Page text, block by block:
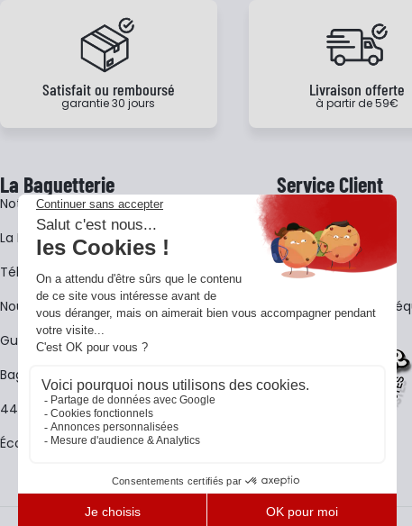
Satisfait ou remboursé
garantie 30 jours
Livraison offerte
à partir de 59€
La Baguetterie
Notre histoire
La BagShow
​Télécharger le catalogue
Nous contacter
Guides La Baguetterie
Baguetterie Shop Online
44 ans de rencontres
Écoles
Service Client
Garantie 3 ans
CGV
FAQ - Questions